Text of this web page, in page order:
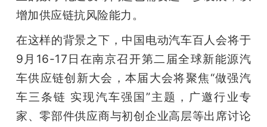
增加供应链抗风险能力。
在这样的背景之下，中国电动汽车百人会将于
9月16-17日在南京召开第二届全球新能源汽
车供应链创新大会，本届大会将聚焦“做强汽
车三条链 实现汽车强国”主题，广邀行业专
家、零部件供应商与初创企业高层等出席讨论